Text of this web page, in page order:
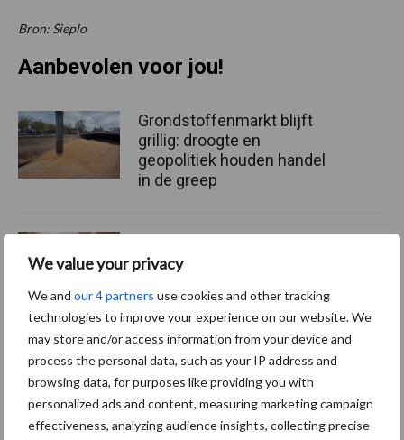
We value your privacy
We and our 4 partners use cookies and other tracking
technologies to improve your experience on our website. We
may store and/or access information from your device and
process the personal data, such as your IP address and
browsing data, for purposes like providing you with
personalized ads and content, measuring marketing campaign
effectiveness, analyzing audience insights, collecting precise
Bron: Sieplo
Aanbevolen voor jou!
Grondstoffenmarkt blijft
grillig: droogte en
geopolitiek houden handel
in de greep
onderschatte risicofactor
ForFarmers ziet volume en
marktaandeel groeien in
krimpende Nederlandse
markt